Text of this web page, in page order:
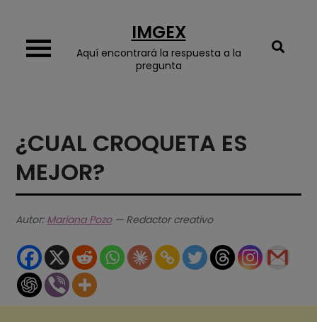
content
IMGEX
Aquí encontrará la respuesta a la
pregunta
¿CUAL CROQUETA ES
MEJOR?
Autor: Mariana Pozo— Redactor creativo